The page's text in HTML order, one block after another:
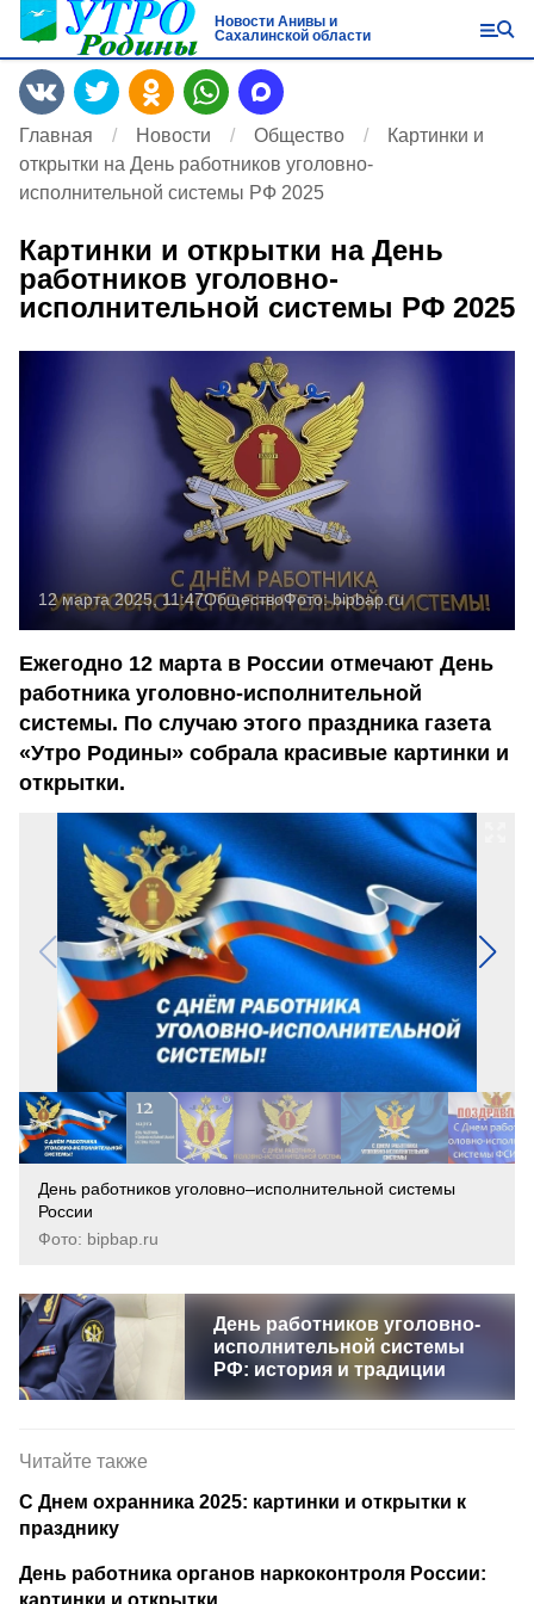
Новости Анивы и
Сахалинской области
Главная Новости Общество
Картинки и
открытки на День работников уголовно-
исполнительной системы РФ 2025
Картинки и открытки на День
работников уголовно-
исполнительной системы РФ 2025
12 марта 2025, 11:47ОбществоФото:bipbap.ru
Ежегодно 12 марта в России отмечают День
работника уголовно-исполнительной
системы. По случаю этого праздника газета
«Утро Родины» собрала красивые картинки и
открытки.
День работников уголовно–исполнительной системы
России
Фото: bipbap.ru
День работников уголовно-
исполнительной системы
РФ: история и традиции
Читайте также
С Днем охранника 2025: картинки и открытки к
празднику
День работника органов наркоконтроля России:
картинки и открытки